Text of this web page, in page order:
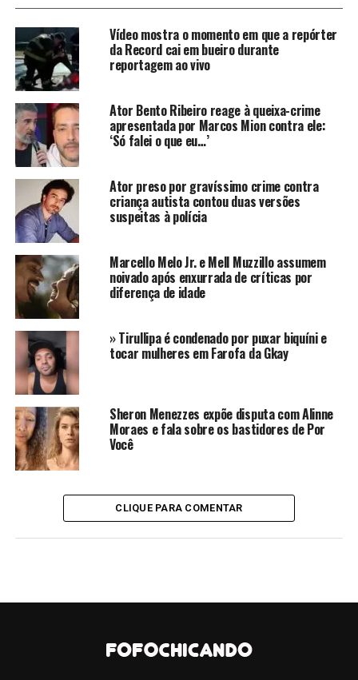
após Alma Gêmea
Após o sucesso em Alma Gêmea, Tammy Di Calafiori
continuou sua carreira na Globo, participando de
novelas como Ciranda de Pedra, na faixa das 18h,
Passione, das 21h, e Haja Coração, das 19h. Na trama das
seis, adaptado de um livro de Lygia Fagundes Telles, ela
teve um dos papéis principais.
Na Record, além de enfrentar os desafios em O Rico e
Lázaro, teve papéis em produções bíblicas. Quando
esteve na emissora paulista enfrentou rumores de
problemas nos bastidores, que ela negou
veementemente.
Últimos trabalhos de Tammy Di
Calafiori
Após esses desafios, Tammy Di Calafiori seguiu em
frente e atuou em outras novelas como Orgulho e
Paixão e mais recentemente em Gênesis e Reis, ambas na
Record. Em abril deste ano, a ex-global realizou uma
transformação significativa em sua vida ao se mudar
para Miami, buscando aperfeiçoar seu inglês e
CONTINUE LENDO
Vídeo mostra o momento em que a repórter
da Record cai em bueiro durante
reportagem ao vivo
Ator Bento Ribeiro reage à queixa-crime
apresentada por Marcos Mion contra ele:
‘Só falei o que eu…’
Ator preso por gravíssimo crime contra
criança autista contou duas versões
suspeitas à polícia
Marcello Melo Jr. e Mell Muzzillo assumem
noivado após enxurrada de críticas por
diferença de idade
» Tirullipa é condenado por puxar biquíni e
tocar mulheres em Farofa da Gkay
Sheron Menezzes expõe disputa com Alinne
Moraes e fala sobre os bastidores de Por
Você
CLIQUE PARA COMENTAR